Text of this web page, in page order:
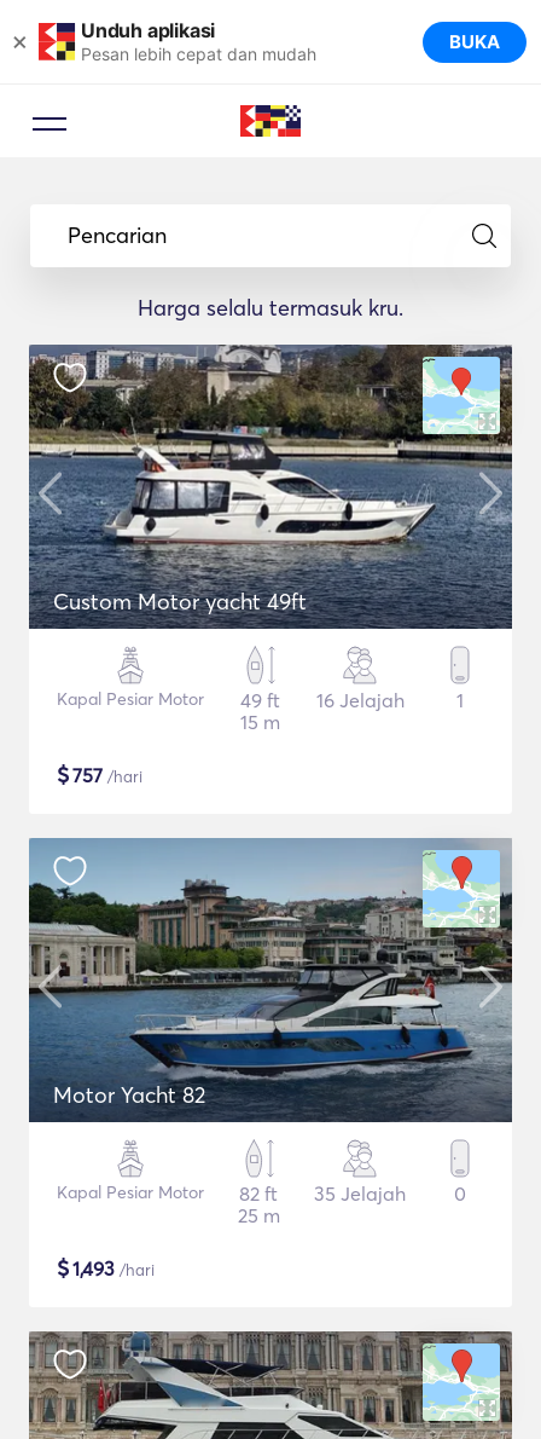
× Unduh aplikasi
Pesan lebih cepat dan mudah BUKA
Pencarian
Harga selalu termasuk kru.
Custom Motor yacht 49ft
Kapal Pesiar Motor
49 ft
15 m
16 Jelajah 1
$757 /hari
Motor Yacht 82
Kapal Pesiar Motor
82 ft
25 m
35 Jelajah 0
$1,493 /hari